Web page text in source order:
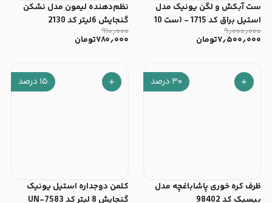
ست آبکش و لگن یونیک مدل
استیل براق کد 1715 - (ست 10
پارچه)
۹٫۰۰۰٫۰۰۰
۷٫۵۰۰٫۰۰۰تومان
نظم‌دهنده لیمون مدل نشکن
گنجایش 6لیتر کد 2130
۹۱۰٫۰۰۰
۷۸۰٫۰۰۰تومان
۳۰ درصد
ظرف کره خوری پاشاباغچه مدل
بیسیک کد 98402
۱۵ درصد
کلمن دوجداره استیل یونیک
گنجایش 8 لیتر کد UN-7583